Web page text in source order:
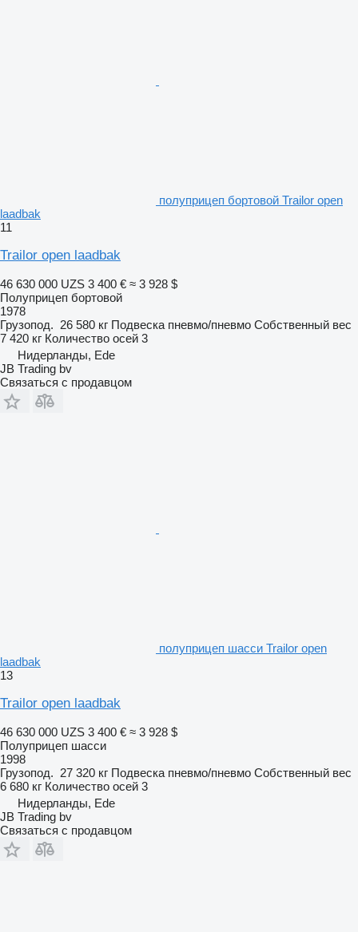
полуприцеп бортовой Trailor open
laadbak
11
Trailor open laadbak
46 630 000 UZS 3 400 € ≈ 3 928 $
Полуприцеп бортовой
1978
Грузопод. 26 580 кг Подвеска пневмо/пневмо Собственный вес
7 420 кг Количество осей 3
Нидерланды, Ede
JB Trading bv
Связаться с продавцом
полуприцеп шасси Trailor open
laadbak
13
Trailor open laadbak
46 630 000 UZS 3 400 € ≈ 3 928 $
Полуприцеп шасси
1998
Грузопод. 27 320 кг Подвеска пневмо/пневмо Собственный вес
6 680 кг Количество осей 3
Нидерланды, Ede
JB Trading bv
Связаться с продавцом